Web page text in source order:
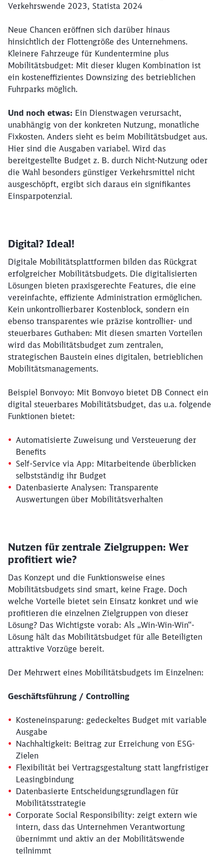
Verkehrswende 2023, Statista 2024
Neue Chancen eröffnen sich darüber hinaus
hinsichtlich der Flottengröße des Unternehmens.
Kleinere Fahrzeuge für Kundentermine plus
Mobilitätsbudget: Mit dieser klugen Kombination ist
ein kosteneffizientes Downsizing des betrieblichen
Fuhrparks möglich.
Und noch etwas: Ein Dienstwagen verursacht,
unabhängig von der konkreten Nutzung, monatliche
Fixkosten. Anders sieht es beim Mobilitätsbudget aus.
Hier sind die Ausgaben variabel. Wird das
bereitgestellte Budget z. B. durch Nicht-Nutzung oder
die Wahl besonders günstiger Verkehrsmittel nicht
ausgeschöpft, ergibt sich daraus ein signifikantes
Einsparpotenzial.
Digital? Ideal!
Digitale Mobilitätsplattformen bilden das Rückgrat
erfolgreicher Mobilitätsbudgets. Die digitalisierten
Lösungen bieten praxisgerechte Features, die eine
vereinfachte, effiziente Administration ermöglichen.
Kein unkontrollierbarer Kostenblock, sondern ein
ebenso transparentes wie präzise kontrollier- und
steuerbares Guthaben: Mit diesen smarten Vorteilen
wird das Mobilitätsbudget zum zentralen,
strategischen Baustein eines digitalen, betrieblichen
Mobilitätsmanagements.
Beispiel Bonvoyo: Mit Bonvoyo bietet DB Connect ein
digital steuerbares Mobilitätsbudget, das u.a. folgende
Funktionen bietet:
Automatisierte Zuweisung und Versteuerung der
Benefits
Self-Service via App: Mitarbeitende überblicken
selbstständig ihr Budget
Datenbasierte Analysen: Transparente
Auswertungen über Mobilitätsverhalten
Nutzen für zentrale Zielgruppen: Wer
profitiert wie?
Das Konzept und die Funktionsweise eines
Mobilitätsbudgets sind smart, keine Frage. Doch
welche Vorteile bietet sein Einsatz konkret und wie
profitieren die einzelnen Zielgruppen von dieser
Lösung? Das Wichtigste vorab: Als „Win-Win-Win“-
Lösung hält das Mobilitätsbudget für alle Beteiligten
attraktive Vorzüge bereit.
Der Mehrwert eines Mobilitätsbudgets im Einzelnen:
Geschäftsführung / Controlling
Kosteneinsparung: gedeckeltes Budget mit variable
Ausgabe
Nachhaltigkeit: Beitrag zur Erreichung von ESG-
Zielen
Flexibilität bei Vertragsgestaltung statt langfristiger
Leasingbindung
Datenbasierte Entscheidungsgrundlagen für
Mobilitätsstrategie
Corporate Social Responsibility: zeigt extern wie
intern, dass das Unternehmen Verantwortung
übernimmt und aktiv an der Mobilitätswende
teilnimmt
Schließen
Möchten Sie zu